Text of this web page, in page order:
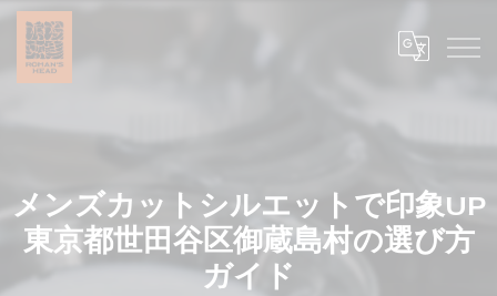
メンズカットシルエットで印象UP
東京都世田谷区御蔵島村の選び方
ガイド